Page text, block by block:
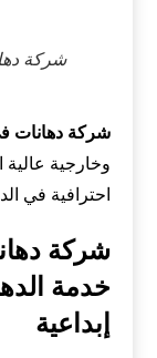
شركة
شركة دهانات
وخارجية عالية
احترافية في
شركة
خدمة
إبداعية